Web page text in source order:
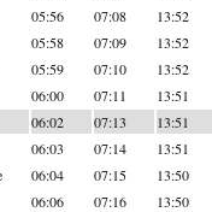
05:56 07:08 13:52
05:58 07:09 13:52
05:59 07:10 13:52
06:00 07:11 13:51
06:02 07:13 13:51
06:03 07:14 13:51
06:04 07:15 13:50
06:06 07:16 13:50